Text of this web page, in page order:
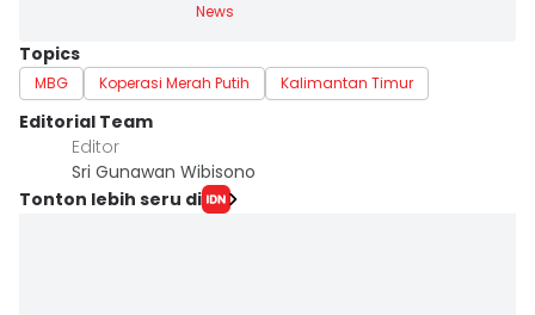
News
Topics
MBG Koperasi Merah Putih Kalimantan Timur
Editorial Team
Editor
Sri Gunawan Wibisono
Tonton lebih seru di